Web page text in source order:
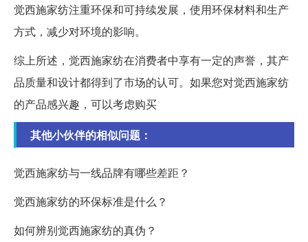
觉西施家纺注重环保和可持续发展，使用环保材料和生产
方式，减少对环境的影响。
综上所述，觉西施家纺在消费者中享有一定的声誉，其产
品质量和设计都得到了市场的认可。如果您对觉西施家纺
的产品感兴趣，可以考虑购买
其他小伙伴的相似问题：
觉西施家纺与一线品牌有哪些差距？
觉西施家纺的环保标准是什么？
如何辨别觉西施家纺的真伪？